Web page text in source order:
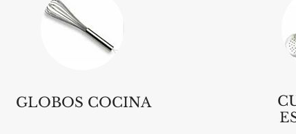
GLOBOS COCINA